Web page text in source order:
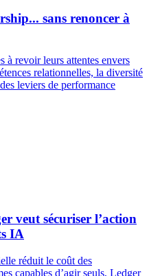
sans renoncer à
à revoir leurs attentes envers
relationnelles, la diversité
leviers de performance
veut sécuriser l’action
IA
réduit le coût des
capables d’agir seuls, Ledger